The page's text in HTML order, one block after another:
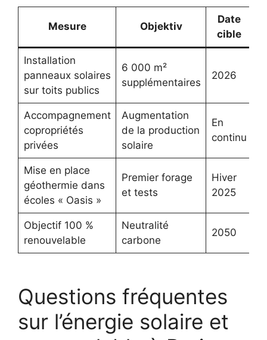
Mesure Objektiv
Date
cible
Installation
panneaux solaires
sur toits publics
6 000 m²
supplémentaires
2026
Accompagnement
copropriétés
privées
Augmentation
de la production
solaire
En
continu
Mise en place
géothermie dans
écoles « Oasis »
Premier forage
et tests
Hiver
2025
Objectif 100 %
renouvelable
Neutralité
carbone
2050
Questions fréquentes
sur l’énergie solaire et